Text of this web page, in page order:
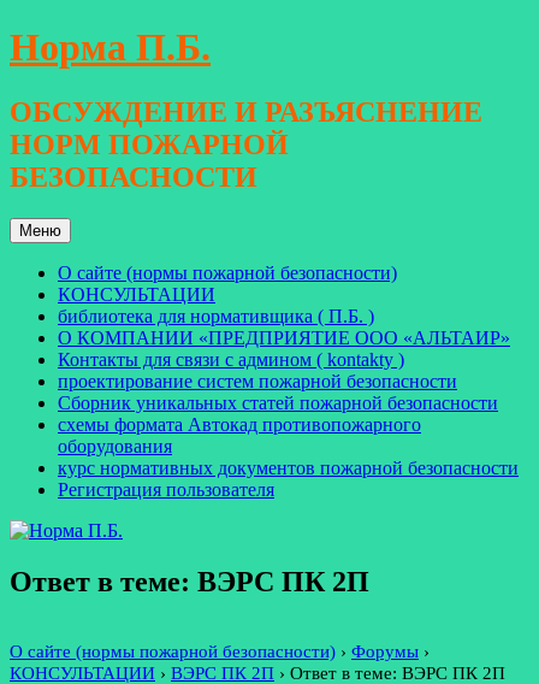
Перейти
к
Норма П.Б.
ОБСУЖДЕНИЕ И РАЗЪЯСНЕНИЕ
НОРМ ПОЖАРНОЙ
БЕЗОПАСНОСТИ
Меню
О сайте (нормы пожарной безопасности)
КОНСУЛЬТАЦИИ
библиотека для нормативщика ( П.Б. )
О КОМПАНИИ «ПРЕДПРИЯТИЕ ООО «АЛЬТАИР»
Контакты для связи с админом ( kontakty )
проектирование систем пожарной безопасности
Сборник уникальных статей пожарной безопасности
схемы формата Автокад противопожарного
оборудования
курс нормативных документов пожарной безопасности
Регистрация пользователя
Ответ в теме: ВЭРС ПК 2П
О сайте (нормы пожарной безопасности) › Форумы ›
КОНСУЛЬТАЦИИ › ВЭРС ПК 2П › Ответ в теме: ВЭРС ПК 2П